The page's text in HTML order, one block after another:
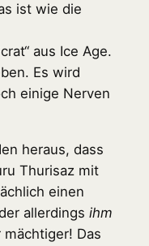
ist wie die
aus Ice Age.
Es wird
einige Nerven
heraus, dass
Thurisaz mit
einen
allerdings ihm
Das